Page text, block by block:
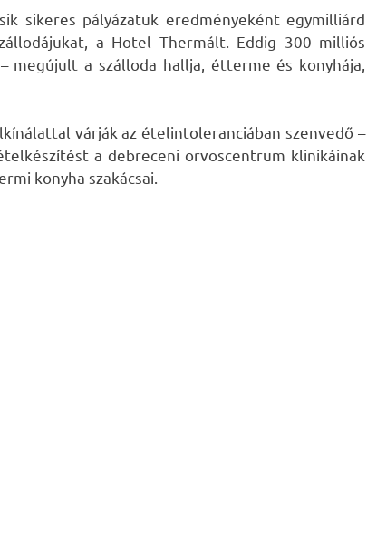
sikeres pályázatuk eredményeként egymilliárd
a Hotel Thermált. Eddig 300 milliós
megújult a szálloda hallja, étterme és konyhája,
várják az ételintoleranciában szenvedő –
a debreceni orvoscentrum klinikáinak
konyha szakácsai.